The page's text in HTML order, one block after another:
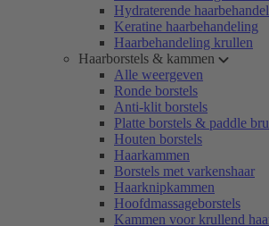
Hydraterende
Keratine haarbehandeling
Haarbehandeling krullen
Haarborstels & kammen
Alle weergeven
Ronde borstels
Anti-klit borstels
Platte borstels & paddle
Houten borstels
Haarkammen
Borstels met varkenshaar
Haarknipkammen
Hoofdmassageborstels
Kammen voor krullend